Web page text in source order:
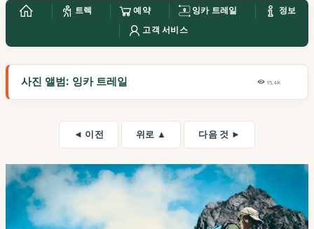
트렉 예약 잉카 트레일
정보
고객 서비스
사진 앨범: 잉카 트레일 15,4K
◄ 이전 위로 ▲ 다음 것 ►